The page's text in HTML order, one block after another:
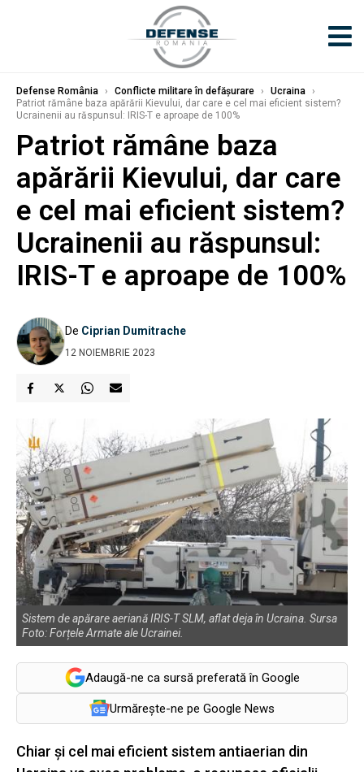
Defense România › Conflicte militare în defășurare › Ucraina ›
Patriot rămâne baza apărării Kievului, dar care e cel mai eficient sistem?
Ucrainenii au răspunsul: IRIS-T e aproape de 100%
Patriot rămâne baza
apărării Kievului, dar care
e cel mai eficient sistem?
Ucrainenii au răspunsul:
IRIS-T e aproape de 100%
De Ciprian Dumitrache
12 NOIEMBRIE 2023
Sistem de apărare aeriană IRIS-T SLM, aflat deja în Ucraina. Sursa
Foto: Forțele Armate ale Ucrainei.
Adaugă-ne ca sursă preferată în Google
Urmărește-ne pe Google News
Chiar și cel mai eficient sistem antiaerian din